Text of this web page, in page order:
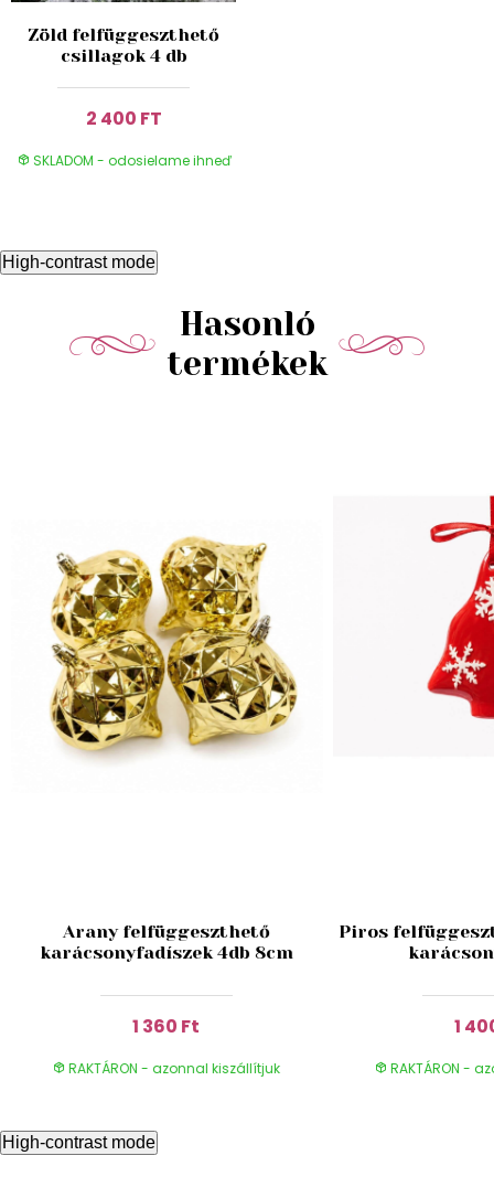
Zöld felfüggeszthető
csillagok 4 db
2 400 FT
SKLADOM - odosielame ihneď
High-contrast mode
Hasonló
termékek
Arany felfüggeszthető
karácsonyfadíszek 4db 8cm
1 360 Ft
RAKTÁRON - azonnal kiszállítjuk
Piros
1
RAKTÁRON -
High-contrast mode